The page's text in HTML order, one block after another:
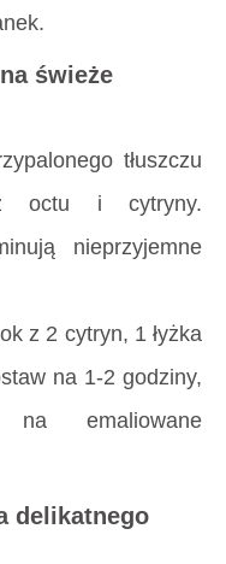
świeże
tłuszczu
octu i cytryny.
nieprzyjemne
z 2 cytryn, 1 łyżka
na 1-2 godziny,
emaliowane
delikatnego